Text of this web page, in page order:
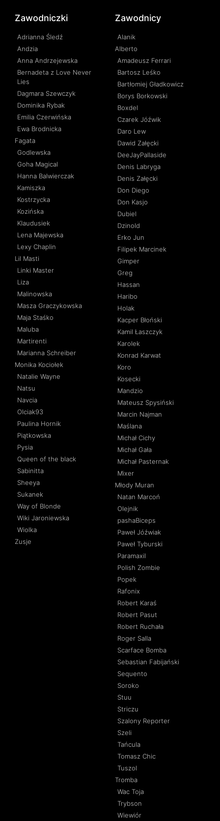
Zawodniczki
Adrianna Śledź
Andzia
Anna Andrzejewska
Bernadeta z Love Never
Lies
Dagmara Szewczyk
Dominika Rybak
Emilia Czerwińska
Ewa Brodnicka
Fagata
Godlewska
Goha Magical
Hanna Balwierczak
Kamiszka
Kostrzycka
Kozińska
Klaudusiek
Lena Majewska
Lexy Chaplin
Lil Masti
Linki Master
Liza
Malinowska
Masza Graczykowska
Maja Staśko
Maluba
Martirenti
Marianna Schreiber
Monika Kociołek
Natalie Wayne
Natsu
Navcia
Olciak93
Paulina Hornik
Piątkowska
Pysia
Queen of the black
Sabinitta
Sheeya
Sukanek
Way of Blonde
Wiki Jaroniewska
Wiolka
Zusje
Zawodnicy
Alanik
Alberto
Amadeusz Ferrari
Bartosz Leśko
Bartłomiej Gładkowicz
Borys Borkowski
Boxdel
Czarek Jóźwik
Daro Lew
Dawid Załęcki
DeeJayPallaside
Denis Labryga
Denis Załęcki
Don Diego
Don Kasjo
Dubiel
Dzinold
Erko Jun
Filipek Marcinek
Gimper
Greg
Hassan
Haribo
Holak
Kacper Błoński
Kamil Łaszczyk
Karolek
Konrad Karwat
Koro
Kosecki
Mandzio
Mateusz Spysiński
Marcin Najman
Maślana
Michał Cichy
Michał Gała
Michał Pasternak
Mixer
Młody Muran
Natan Marcoń
Olejnik
pashaBiceps
Paweł Jóźwiak
Paweł Tyburski
Paramaxil
Polish Zombie
Popek
Rafonix
Robert Karaś
Robert Pasut
Robert Ruchała
Roger Salla
Scarface Bomba
Sebastian Fabijański
Sequento
Soroko
Stuu
Striczu
Szalony Reporter
Szeli
Tańcula
Tomasz Chic
Tuszol
Tromba
Wac Toja
Trybson
Wiewiór